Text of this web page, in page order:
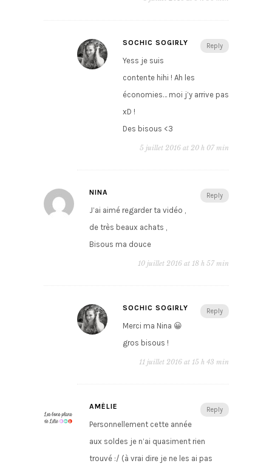
Reply
SOCHIC SOGIRLY
Yess je suis
contente hihi ! Ah les
économies… moi j’y arrive pas
xD !
Des bisous <3
5 juillet 2016 at 20 h 07 min
Reply
NINA
J’ai aimé regarder ta vidéo ,
de très beaux achats ,
Bisous ma douce
10 juillet 2016 at 18 h 57 min
Reply
SOCHIC SOGIRLY
Merci ma Nina 😀
gros bisous !
11 juillet 2016 at 15 h 43 min
Reply
AMÉLIE
Personnellement cette année
aux soldes je n’ai quasiment rien
trouvé :/ (à vrai dire je ne les ai pas